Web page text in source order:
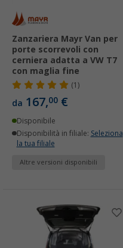
Zanzariera Mayr Van per
porte scorrevoli con
cerniera adatta a VW T7
con maglia fine
(1)
da 167,00 €
Disponibile
Disponibilità in filiale: Seleziona
la tua filiale
Altre versioni disponibili